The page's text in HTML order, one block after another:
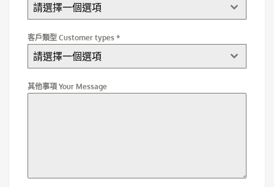
請選擇一個選項
客戶類型 Customer types *
請選擇一個選項
其他事項 Your Message